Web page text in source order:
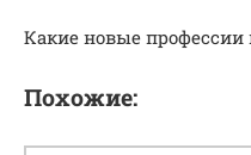
Какие новые профессии
Похожие: